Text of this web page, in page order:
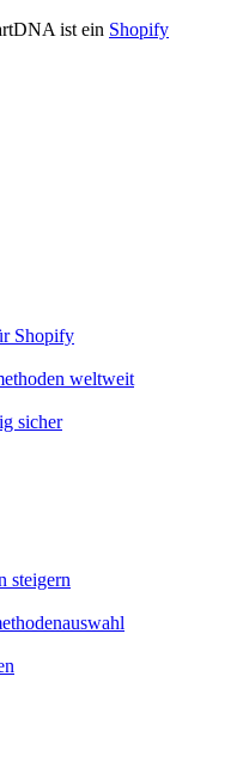
ist ein Shopify
Shopify
weltweit
sicher
steigern